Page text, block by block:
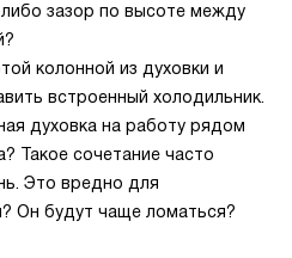
зазор по высоте между
колонной из духовки и
встроенный холодильник.
духовка на работу рядом
Такое сочетание часто
Это вредно для
Он будут чаще ломаться?